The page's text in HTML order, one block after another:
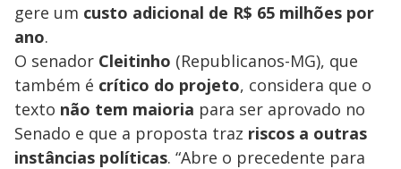
gere um custo adicional de R$ 65 milhões por
ano.
O senador Cleitinho (Republicanos-MG), que
também é crítico do projeto, considera que o
texto não tem maioria para ser aprovado no
Senado e que a proposta traz riscos a outras
instâncias políticas. “Abre o precedente para